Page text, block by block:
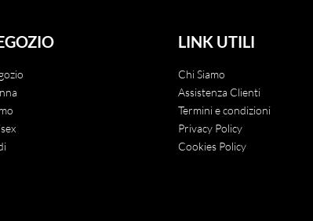
LINK UTILI
Chi Siamo
Assistenza Clienti
Termini e condizioni
Privacy Policy
Cookies Policy